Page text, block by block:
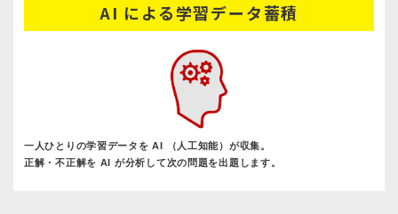
AI による学習データ蓄積
一人ひとりの学習データを AI （人工知能）が収集。
正解・不正解を AI が分析して次の問題を出題します。